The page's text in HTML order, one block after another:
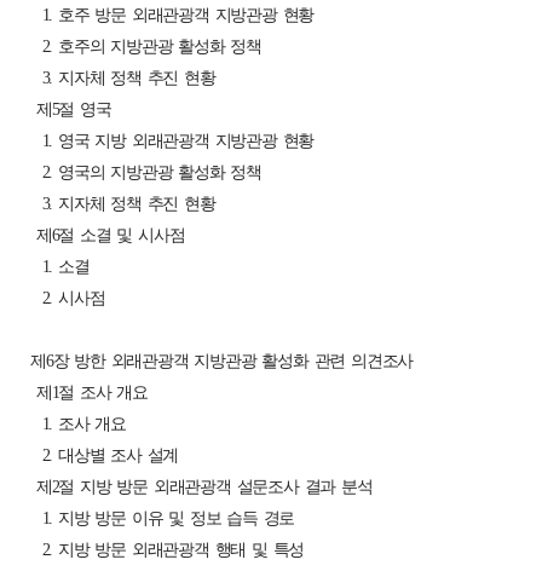
1. 호주 방문 외래관광객 지방관광 현황
2. 호주의 지방관광 활성화 정책
3. 지자체 정책 추진 현황
제5절 영국
1. 영국 지방 외래관광객 지방관광 현황
2. 영국의 지방관광 활성화 정책
3. 지자체 정책 추진 현황
제6절 소결 및 시사점
1. 소결
2. 시사점
제6장 방한 외래관광객 지방관광 활성화 관련 의견조사
제1절 조사 개요
1. 조사 개요
2. 대상별 조사 설계
제2절 지방 방문 외래관광객 설문조사 결과 분석
1. 지방 방문 이유 및 정보 습득 경로
2. 지방 방문 외래관광객 행태 및 특성